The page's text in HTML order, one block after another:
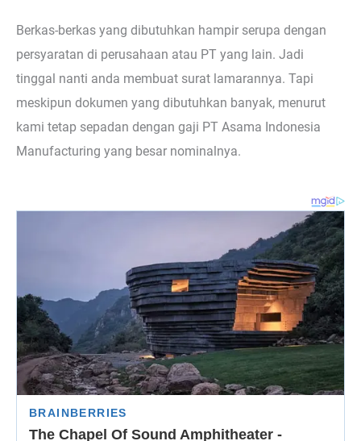
Berkas-berkas yang dibutuhkan hampir serupa dengan
persyaratan di perusahaan atau PT yang lain. Jadi
tinggal nanti anda membuat surat lamarannya. Tapi
meskipun dokumen yang dibutuhkan banyak, menurut
kami tetap sepadan dengan gaji PT Asama Indonesia
Manufacturing yang besar nominalnya.